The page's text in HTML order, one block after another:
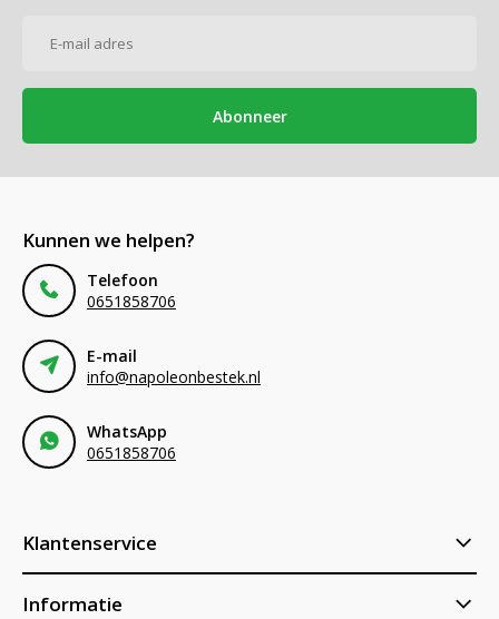
Abonneer
Kunnen we helpen?
Telefoon
0651858706
E-mail
info@napoleonbestek.nl
WhatsApp
0651858706
Klantenservice
Informatie